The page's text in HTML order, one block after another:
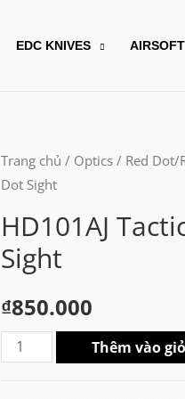
EDC KNIVES
Trang chủ / Optics / Red Dot/
Dot Sight
HD101AJ
Sight
₫850.000
HD101AJ
Tactical
Thêm vào